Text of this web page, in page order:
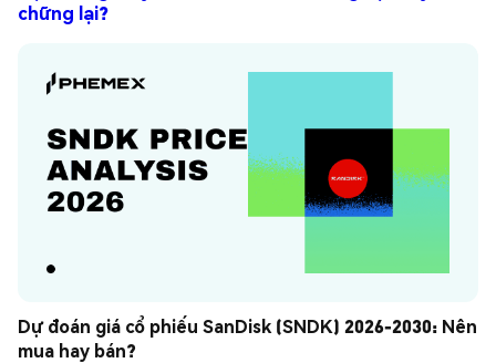
chững lại?
Dự đoán giá cổ phiếu SanDisk (SNDK) 2026-2030: Nên
mua hay bán?